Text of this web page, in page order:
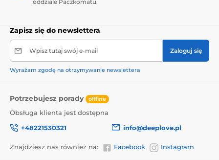
oddziale Paczkomatu.
Zapisz się do newslettera
Wpisz tutaj swój e-mail Zaloguj się
Wyrażam zgodę na otrzymywanie newslettera
Potrzebujesz porady offline
Obsługa klienta jest dostępna
+48221530321
info@deeplove.pl
Znajdziesz nas również na: Facebook Instagram